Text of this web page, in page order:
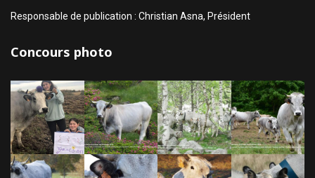
Responsable de publication : Christian Asna, Président
Concours photo